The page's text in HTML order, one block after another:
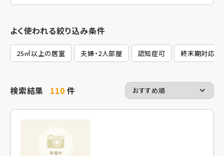
よく使われる絞り込み条件
25㎡以上の居室 夫婦・2人部屋 認知症可 終末期対応
検索結果 110件